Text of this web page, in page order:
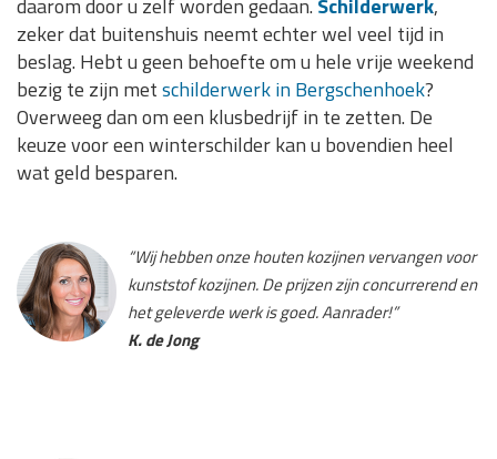
daarom door u zelf worden gedaan. Schilderwerk,
zeker dat buitenshuis neemt echter wel veel tijd in
beslag. Hebt u geen behoefte om u hele vrije weekend
bezig te zijn metschilderwerk in Bergschenhoek?
Overweeg dan om een klusbedrijf in te zetten. De
keuze voor een winterschilder kan u bovendien heel
wat geld besparen.
“Wij hebben onze houten kozijnen vervangen voor
kunststof kozijnen. De prijzen zijn concurrerend en
het geleverde werk is goed. Aanrader!”
K. de Jong